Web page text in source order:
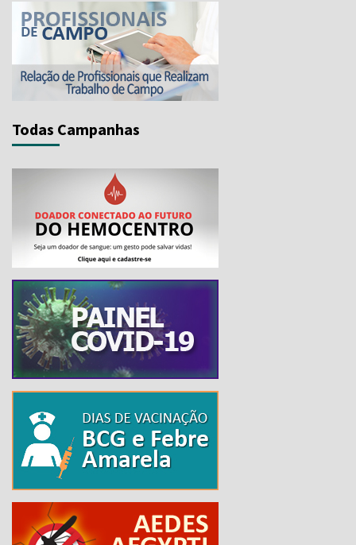
Todas Campanhas